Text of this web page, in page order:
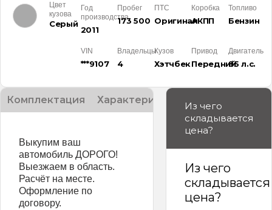
Цвет
кузова
Серый
Год
производства
2011
Пробег
173 500
ПТС
Оригинал
Коробка
АКПП
Топливо
Бензин
VIN
***9107
Владельцы
4
Кузов
Хэтчбек
Привод
Передний
Двигатель
85 л.с.
Комплектация Характеристики
Выкупим ваш
автомобиль ДОРОГО!
Выезжаем в область.
Расчёт на месте.
Оформление по
договору.
Из чего
складывается
цена?
Из чего
складывается
цена?